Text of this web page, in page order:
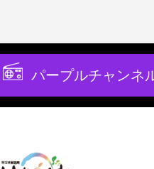
パープルチャンネ